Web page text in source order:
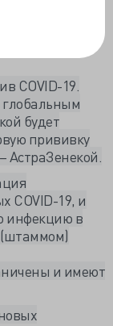
векторах,
свести
COVID-19.
глобальным
будет
прививку
АстраЗенекой.
COVID-19, и
инфекцию в
(штаммом)
и имеют